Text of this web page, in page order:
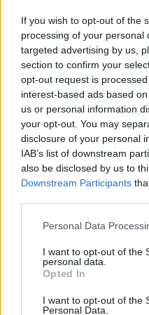
If you wish to opt-out of the
processing of your personal
targeted advertising by us,
section to confirm your
opt-out request is
interest-based ads based
us or personal information
your opt-out. You may
disclosure of your personal
IAB’s list of downstream
also be disclosed by us to
Downstream Participants
Personal Data
I want to opt-out of the
personal data.
Opted In
I want to opt-out of the
Personal Data.
Κορονοϊός:
test και οι μάσκες σε